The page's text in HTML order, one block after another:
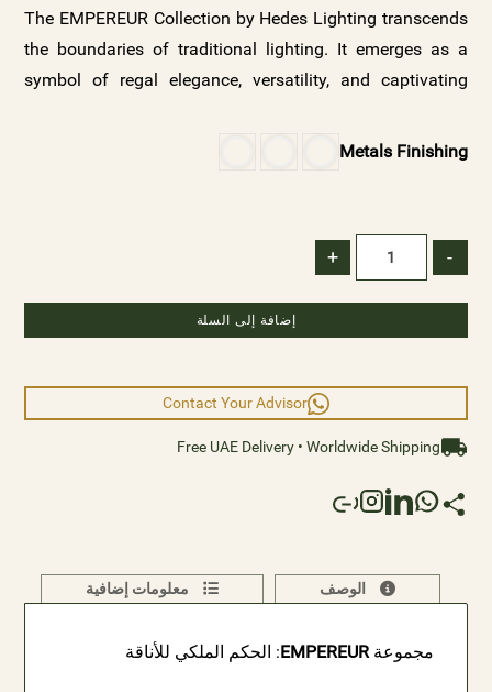
The EMPEREUR Collection by Hedes Lighting transcends
the boundaries of traditional lighting. It emerges as a
symbol of regal elegance, versatility, and captivating
a sanctuary of serenity, a contemporary masterpiece, or
Collection today and let the elegance of crystals, classic
lights, metal curves, crystal mesh, and black crystal
Hedes Lighting and embrace a new era of contemporary
resplendent radiance and regal allure.
Metals Finishing
-
+
إضافة إلى السلة
Contact Your Advisor
Free UAE Delivery • Worldwide Shipping
الوصف معلومات إضافية
مجموعةEMPEREUR: الحكم الملكي للأناقة